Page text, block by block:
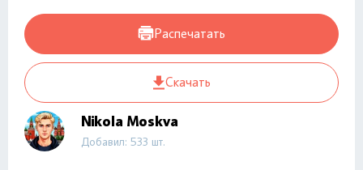
Распечатать
Скачать
Nikola Moskva
Добавил: 533 шт.